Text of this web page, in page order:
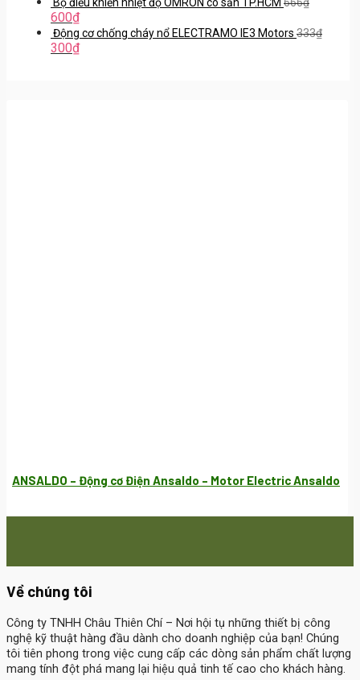
600₫
Động cơ chống cháy nổ ELECTRAMO IE3 Motors 333₫
300₫
ANSALDO – Động cơ Điện Ansaldo – Motor Electric Ansaldo
Về chúng tôi
Công ty TNHH Châu Thiên Chí– Nơi hội tụ những thiết bị công
nghệ kỹ thuật hàng đầu dành cho doanh nghiệp của bạn! Chúng
tôi tiên phong trong việc cung cấp các dòng sản phẩm chất lượng
mang tính đột phá mang lại hiệu quả tinh tế cao cho khách hàng.